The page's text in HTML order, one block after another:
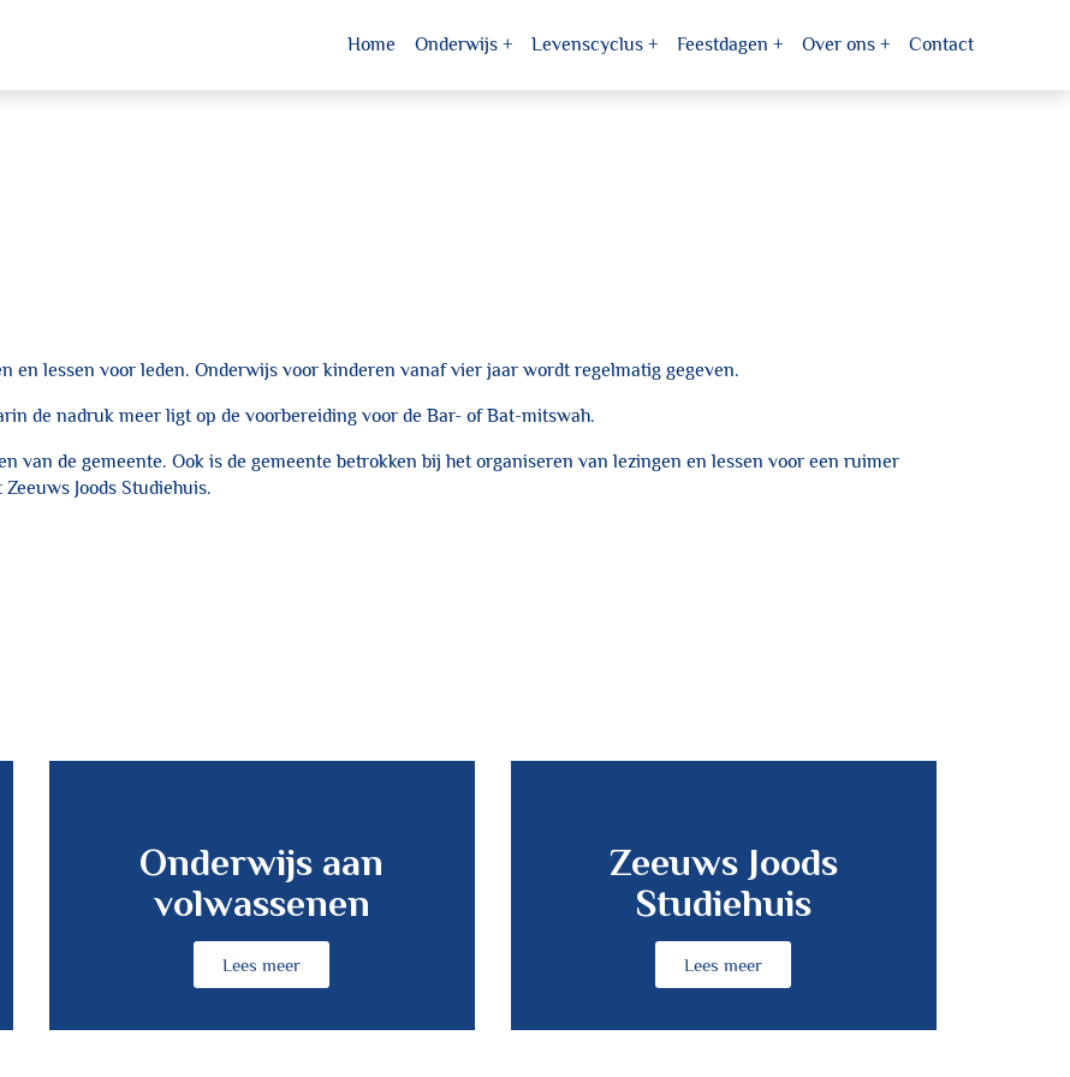
Home Onderwijs Levenscyclus Feestdagen Over ons Contact
en lessen voor leden. Onderwijs voor kinderen vanaf vier jaar wordt regelmatig gegeven.
de nadruk meer ligt op de voorbereiding voor de Bar- of Bat-mitswah.
van de gemeente. Ook is de gemeente betrokken bij het organiseren van lezingen en lessen voor een ruimer
Joods Studiehuis.
Onderwijs aan
volwassenen
Lees meer
Zeeuws Joods
Studiehuis
Lees meer